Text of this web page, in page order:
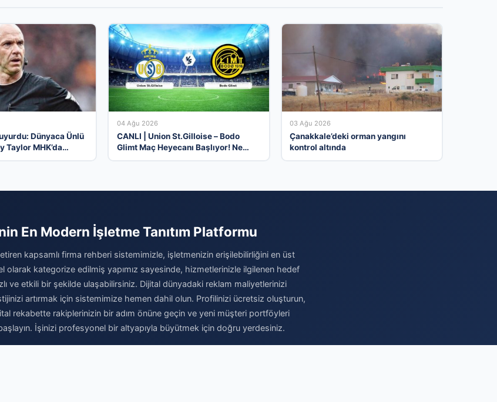
Dünyaca Ünlü
Taylor MHK’da
04 Ağu 2026
CANLI | Union St.Gilloise – Bodo
Glimt Maç Heyecanı Başlıyor! Ne
03 Ağu 2026
Çanakkale’deki orman yangını
kontrol altında
En Modern İşletme Tanıtım Platformu
kapsamlı firma rehberi sistemimizle, işletmenizin erişilebilirliğini en üst
olarak kategorize edilmiş yapımız sayesinde, hizmetlerinizle ilgilenen hedef
ve etkili bir şekilde ulaşabilirsiniz. Dijital dünyadaki reklam maliyetlerinizi
artırmak için sistemimize hemen dahil olun. Profilinizi ücretsiz oluşturun,
rekabette rakiplerinizin bir adım önüne geçin ve yeni müşteri portföyleri
İşinizi profesyonel bir altyapıyla büyütmek için doğru yerdesiniz.